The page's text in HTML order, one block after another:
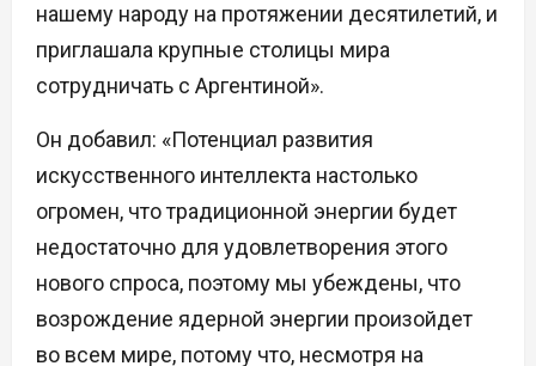
нашему народу на протяжении десятилетий, и
приглашала крупные столицы мира
сотрудничать с Аргентиной».
Он добавил: «Потенциал развития
искусственного интеллекта настолько
огромен, что традиционной энергии будет
недостаточно для удовлетворения этого
нового спроса, поэтому мы убеждены, что
возрождение ядерной энергии произойдет
во всем мире, потому что, несмотря на